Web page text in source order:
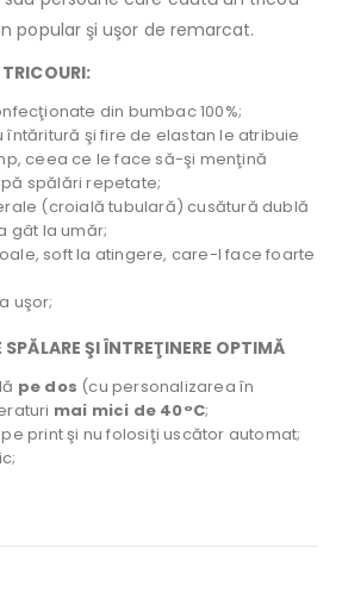
popular şi uşor de remarcat.
din bumbac 100%;
întăritură şi fire de elastan le atribuie
ceea ce le face să-şi menţină
spălări repetate;
(croială tubulară) cusătură dublă
gât la umăr;
soft la atingere, care-l face foarte
uşor;
ŞI ÎNTREŢINERE OPTIMĂ
pe dos (cu personalizarea în
mai mici de 40°C;
print şi nu folosiţi uscător automat;